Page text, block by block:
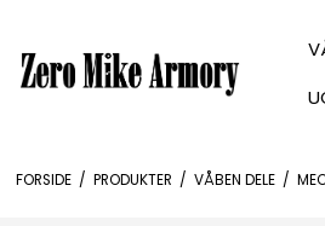
FORSIDE / PRODUKTER / VÅBEN DELE /